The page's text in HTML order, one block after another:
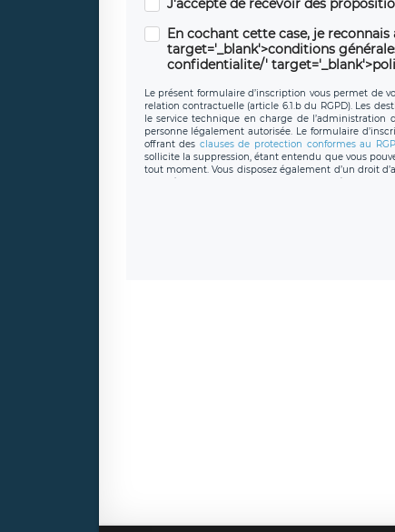
En cochant cette case, je
target='_blank'>conditions
confidentialite/'
Le présent formulaire d’inscription vous permet de
relation contractuelle (article 6.1.b du RGPD). Les
le service technique en charge de
personne légalement autorisée. Le formulaire
offrant des clauses de protection conformes au
sollicite la suppression, étant entendu que vous
tout moment. Vous disposez également d’un droit
caractère personnel, ainsi que d’un droit à la
protection des données de LÉGAVOX qui
joignable à l’adresse mail :